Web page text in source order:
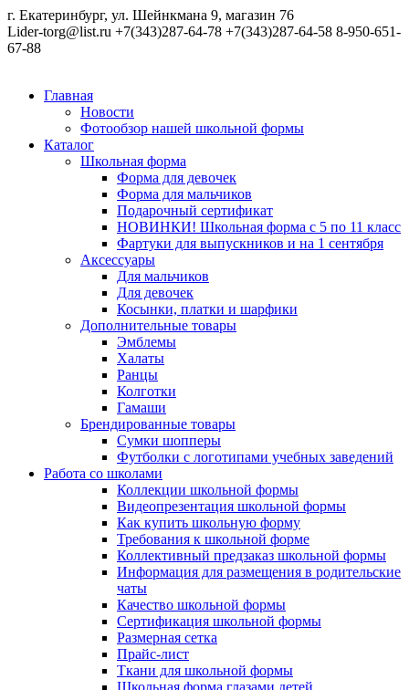
г. Екатеринбург, ул. Шейнкмана 9, магазин 76
Lider-torg@list.ru +7(343)287-64-78 +7(343)287-64-58 8-950-651-
67-88
Главная
Новости
Фотообзор нашей школьной формы
Каталог
Школьная форма
Форма для девочек
Форма для мальчиков
Подарочный сертификат
НОВИНКИ! Школьная форма с 5 по 11 класс
Фартуки для выпускников и на 1 сентября
Аксессуары
Для мальчиков
Для девочек
Косынки, платки и шарфики
Дополнительные товары
Эмблемы
Халаты
Ранцы
Колготки
Гамаши
Брендированные товары
Сумки шопперы
Футболки с логотипами учебных заведений
Работа со школами
Коллекции школьной формы
Видеопрезентация школьной формы
Как купить школьную форму
Требования к школьной форме
Коллективный предзаказ школьной формы
Информация для размещения в родительские
чаты
Качество школьной формы
Сертификация школьной формы
Размерная сетка
Прайс-лист
Ткани для школьной формы
Школьная форма глазами детей